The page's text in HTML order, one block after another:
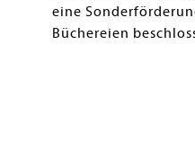
eine
Büchereien